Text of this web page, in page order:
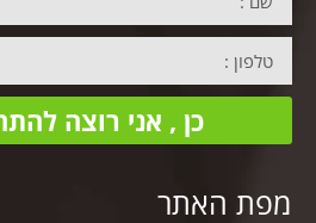
כן , אני רוצה
מפת האתר